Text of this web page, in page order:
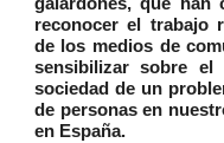
galardones, que han
reconocer el trabajo
de los medios de
sensibilizar sobre
sociedad de un
de personas en
en España.